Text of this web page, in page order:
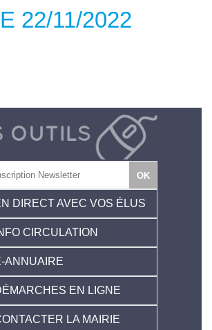
22/11/2022
DIRECT AVEC VOS ÉLUS
CIRCULATION
ANNUAIRE
EN LIGNE
LA MAIRIE